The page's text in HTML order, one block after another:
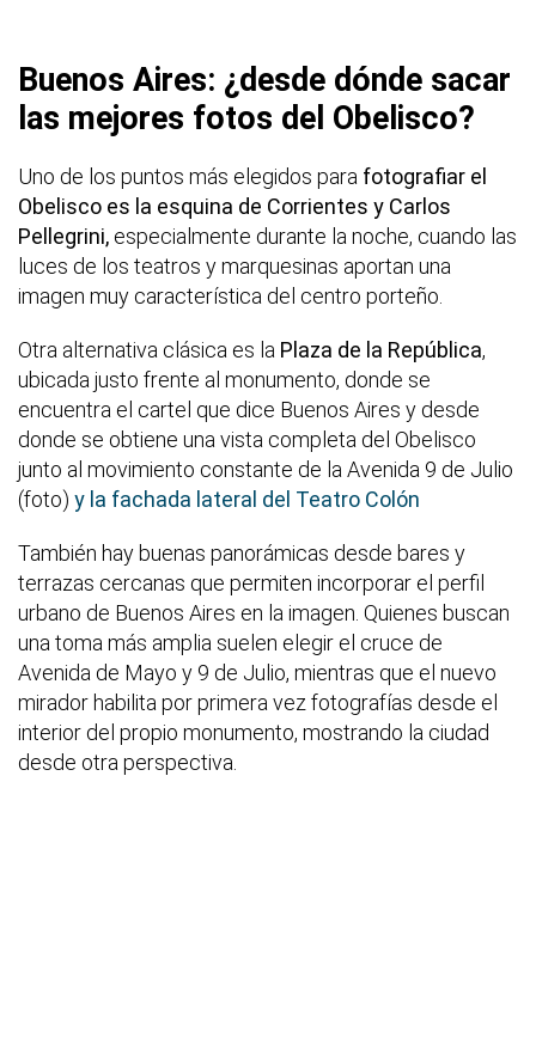
Buenos Aires: ¿desde dónde sacar
las mejores fotos del Obelisco?
Uno de los puntos más elegidos para fotografiar el
Obelisco es la esquina de Corrientes y Carlos
Pellegrini, especialmente durante la noche, cuando las
luces de los teatros y marquesinas aportan una
imagen muy característica del centro porteño.
Otra alternativa clásica es la Plaza de la República,
ubicada justo frente al monumento, donde se
encuentra el cartel que dice Buenos Aires y desde
donde se obtiene una vista completa del Obelisco
junto al movimiento constante de la Avenida 9 de Julio
(foto) y la fachada lateral del Teatro Colón
También hay buenas panorámicas desde bares y
terrazas cercanas que permiten incorporar el perfil
urbano de Buenos Aires en la imagen. Quienes buscan
una toma más amplia suelen elegir el cruce de
Avenida de Mayo y 9 de Julio, mientras que el nuevo
mirador habilita por primera vez fotografías desde el
interior del propio monumento, mostrando la ciudad
desde otra perspectiva.